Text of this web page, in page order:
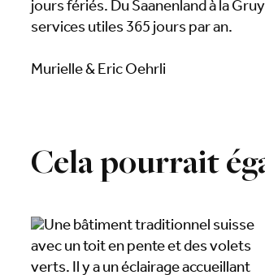
jours fériés. Du Saanenland à la
services utiles 365 jours par an.
Murielle & Eric Oehrli
Cela pourrait